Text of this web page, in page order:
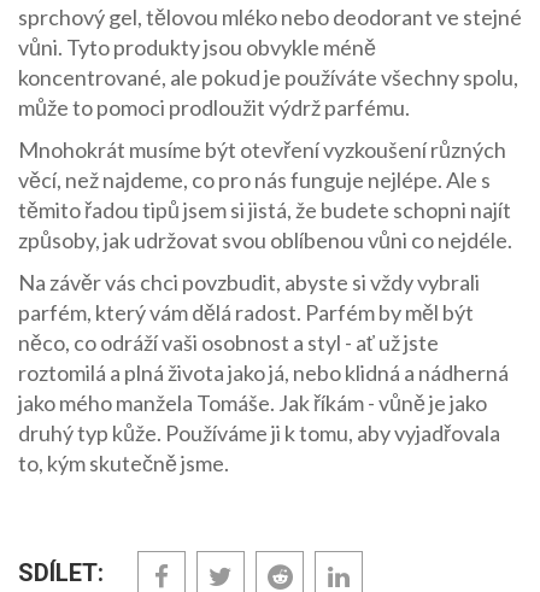
sprchový gel, tělovou mléko nebo deodorant ve stejné
vůni. Tyto produkty jsou obvykle méně
koncentrované, ale pokud je používáte všechny spolu,
může to pomoci prodloužit výdrž parfému.
Mnohokrát musíme být otevření vyzkoušení různých
věcí, než najdeme, co pro nás funguje nejlépe. Ale s
těmito řadou tipů jsem si jistá, že budete schopni najít
způsoby, jak udržovat svou oblíbenou vůni co nejdéle.
Na závěr vás chci povzbudit, abyste si vždy vybrali
parfém, který vám dělá radost. Parfém by měl být
něco, co odráží vaši osobnost a styl - ať už jste
roztomilá a plná života jako já, nebo klidná a nádherná
jako mého manžela Tomáše. Jak říkám - vůně je jako
druhý typ kůže. Používáme ji k tomu, aby vyjadřovala
to, kým skutečně jsme.
SDÍLET: